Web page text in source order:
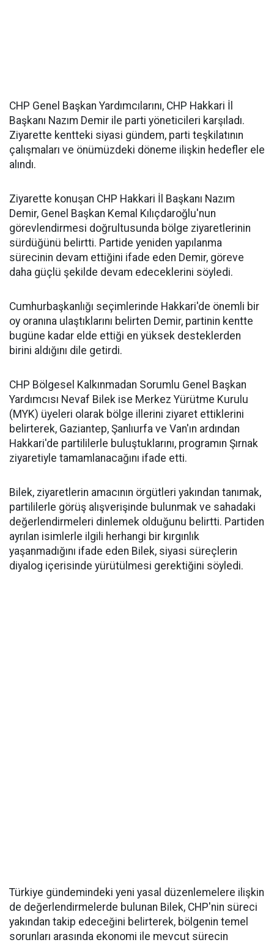
CHP Genel Başkan Yardımcılarını, CHP Hakkari İl
Başkanı Nazım Demir ile parti yöneticileri karşıladı.
Ziyarette kentteki siyasi gündem, parti teşkilatının
çalışmaları ve önümüzdeki döneme ilişkin hedefler ele
alındı.
Ziyarette konuşan CHP Hakkari İl Başkanı Nazım
Demir, Genel Başkan Kemal Kılıçdaroğlu'nun
görevlendirmesi doğrultusunda bölge ziyaretlerinin
sürdüğünü belirtti. Partide yeniden yapılanma
sürecinin devam ettiğini ifade eden Demir, göreve
daha güçlü şekilde devam edeceklerini söyledi.
Cumhurbaşkanlığı seçimlerinde Hakkari'de önemli bir
oy oranına ulaştıklarını belirten Demir, partinin kentte
bugüne kadar elde ettiği en yüksek desteklerden
birini aldığını dile getirdi.
CHP Bölgesel Kalkınmadan Sorumlu Genel Başkan
Yardımcısı Nevaf Bilek ise Merkez Yürütme Kurulu
(MYK) üyeleri olarak bölge illerini ziyaret ettiklerini
belirterek, Gaziantep, Şanlıurfa ve Van'ın ardından
Hakkari'de partililerle buluştuklarını, programın Şırnak
ziyaretiyle tamamlanacağını ifade etti.
Bilek, ziyaretlerin amacının örgütleri yakından tanımak,
partililerle görüş alışverişinde bulunmak ve sahadaki
değerlendirmeleri dinlemek olduğunu belirtti. Partiden
ayrılan isimlerle ilgili herhangi bir kırgınlık
yaşanmadığını ifade eden Bilek, siyasi süreçlerin
diyalog içerisinde yürütülmesi gerektiğini söyledi.
Türkiye gündemindeki yeni yasal düzenlemelere ilişkin
de değerlendirmelerde bulunan Bilek, CHP'nin süreci
yakından takip edeceğini belirterek, bölgenin temel
sorunları arasında ekonomi ile mevcut sürecin